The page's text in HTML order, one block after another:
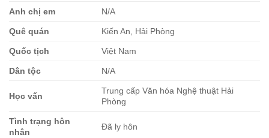
Anh chị em N/A
Quê quán Kiến An, Hải Phòng
Quốc tịch Việt Nam
Dân tộc N/A
Học vấn
Trung cấp Văn hóa Nghệ thuật Hải
Phòng
Tình trạng hôn
nhân
Đã ly hôn